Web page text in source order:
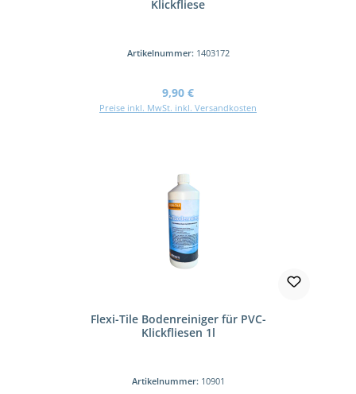
Klickfliese
Artikelnummer: 1403172
Regulärer Preis:
9,90 €
Preise inkl. MwSt. inkl. Versandkosten
Flexi-Tile Bodenreiniger für PVC-
Klickfliesen 1l
Artikelnummer: 10901